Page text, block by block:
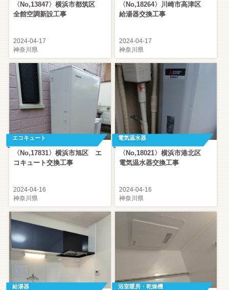
〈No,13847〉横浜市都筑区
全館空調新設工事
2024-04-17
神奈川県
〈No,18264〉川崎市高津区
給湯器交換工事
2024-04-17
神奈川県
エコキュート
〈No,17831〉横浜市旭区 エ
コキュート交換工事
2024-04-16
神奈川県
電気温水器
〈No,18021〉横浜市港北区
電気温水器交換工事
2024-04-16
神奈川県
給湯器 浴室暖房・乾燥機